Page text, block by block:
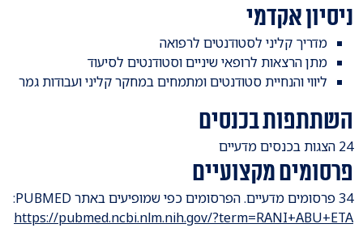
ניסיון אקדמי
מדריך קליני לסטודנטים לרפואה
מתן הרצאות לרופאי שיניים וסטודנטים לסיעוד
ליווי והנחיית סטודנטים ומתמחים במחקר קליני ועבודות גמר
השתתפות בכנסים
24 הצגות בכנסים מדעיים
פרסומים מקצועיים
34 פרסומים מדעיים. הפרסומים כפי שמופיעים באתר PUBMED:
https://pubmed.ncbi.nlm.nih.gov/?term=RANI+ABU+ETA